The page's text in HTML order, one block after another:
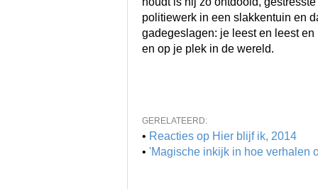
politiewerk in een slakkentuin en
gadegeslagen: je leest en leest
en op je plek in de wereld.
GERELATEERD:
• Reacties op Hier blijf ik, 2014
• 'Magische inkijk in hoe verhalen